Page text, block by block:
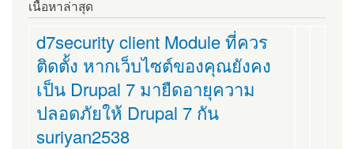
เนื้อหาล่าสุด
d7security client Module ที่ควร
ติดตั้ง หากเว็บไซต์ของคุณยังคง
เป็น Drupal 7 มายืดอายุความ
ปลอดภัยให้ Drupal 7 กัน
suriyan2538